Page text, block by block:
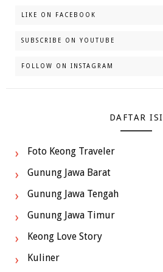
LIKE ON FACEBOOK
SUBSCRIBE ON YOUTUBE
FOLLOW ON INSTAGRAM
DAFTAR ISI
Foto Keong Traveler
Gunung Jawa Barat
Gunung Jawa Tengah
Gunung Jawa Timur
Keong Love Story
Kuliner